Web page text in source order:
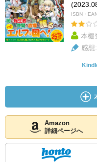
ISBN・
本棚
感想:
Amazon
詳細ページへ